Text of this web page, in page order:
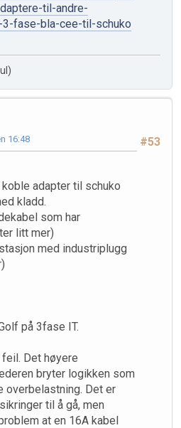
til-andre-
fase-bla-cee-til-schuko
#53
16:48
adapter til schuko
kladd.
som har
litt mer)
med industriplugg
på 3fase IT.
Det høyere
bryter logikken som
overbelastning. Det er
til å gå, men
at en 16A kabel